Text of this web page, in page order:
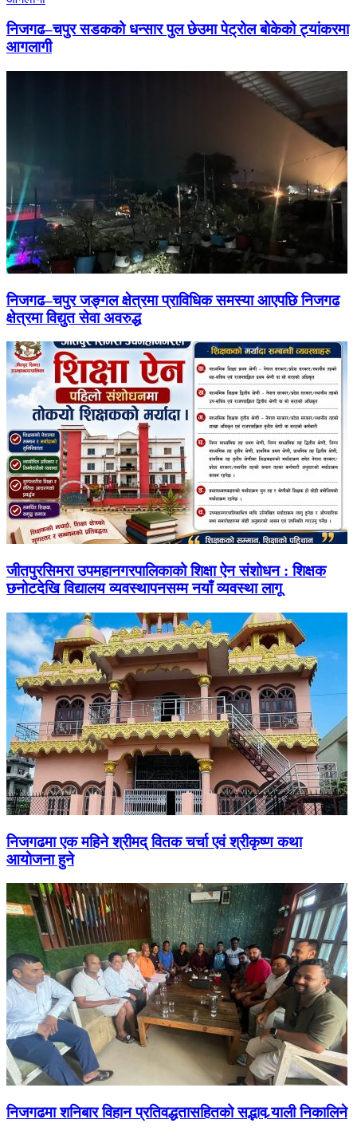
निजगढ–चपुर सडकको धन्सार पुल छेउमा पेट्रोल बोकेको ट्यांकरमा
आगलागी
निजगढ–चपुर जङ्गल क्षेत्रमा प्राविधिक समस्या आएपछि निजगढ
क्षेत्रमा विद्युत सेवा अवरुद्ध
जीतपुरसिमरा उपमहानगरपालिकाको शिक्षा ऐन संशोधन : शिक्षक
छनोटदेखि विद्यालय व्यवस्थापनसम्म नयाँ व्यवस्था लागू
निजगढमा एक महिने श्रीमद् वितक चर्चा एवं श्रीकृष्ण कथा
आयोजना हुने
निजगढमा शनिबार विहान प्रतिवद्धतासहितको सद्भाव र्‍याली निकालिने